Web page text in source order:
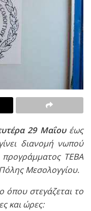
29 Μαΐουέως
διανομή νωπού
προγράμματος ΤΕΒΑ
Μεσολογγίου.
όπου στεγάζεται το
και ώρες: